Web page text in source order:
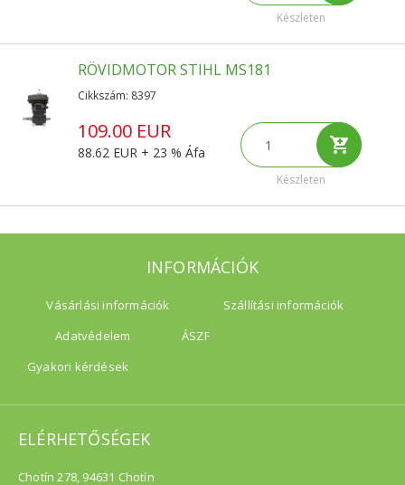
Készleten
RÖVIDMOTOR STIHL MS181
Cikkszám: 8397
109.00 EUR
88.62 EUR + 23 % Áfa
Készleten
INFORMÁCIÓK
Vásárlási információk
Szállítási információk
Adatvédelem
ÁSZF
Gyakori kérdések
ELÉRHETŐSÉGEK
Chotín 278, 94631 Chotín